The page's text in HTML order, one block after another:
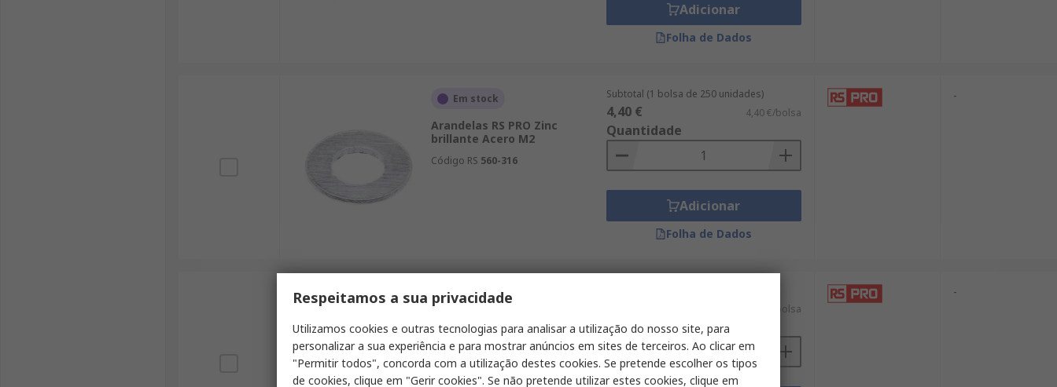
Adicionar
Folha de Dados
Em stock
Arandelas RS PRO Zinc
brillante Acero M2
Código RS 560-316
Subtotal (1 bolsa de 250 unidades)
4,40 € 4,40 €/bolsa
Quantidade
Adicionar
Folha de Dados
-
Em stock
Arandela de bloqueo y
antivibración RS PRO Plano
Cobre Ondulada M2
Código RS289-635
5,02 €/bolsa
Quantidade
-
Respeitamos a sua privacidade
Utilizamos cookies e outras tecnologias para analisar a utilização do nosso site, para
personalizar a sua experiência e para mostrar anúncios em sites de terceiros. Ao clicar em
"Permitir todos", concorda com a utilização destes cookies. Se pretende escolher os tipos
de cookies, clique em "Gerir cookies". Se não pretende utilizar estes cookies, clique em